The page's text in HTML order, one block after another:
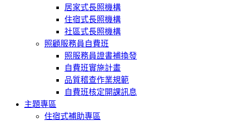
居家式長照機構
住宿式長照機構
社區式長照機構
照顧服務員自費班
照服務員證書補換發
自費班實施計畫
品質稽查作業規範
自費班核定開課訊息
主題專區
住宿式補助專區